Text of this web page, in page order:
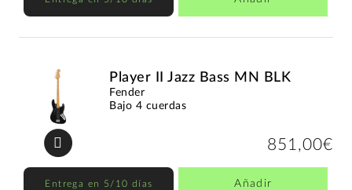
Player II Jazz Bass MN BLK
Fender
Bajo 4 cuerdas
851,00€
Entrega en 5/10 días Añadir